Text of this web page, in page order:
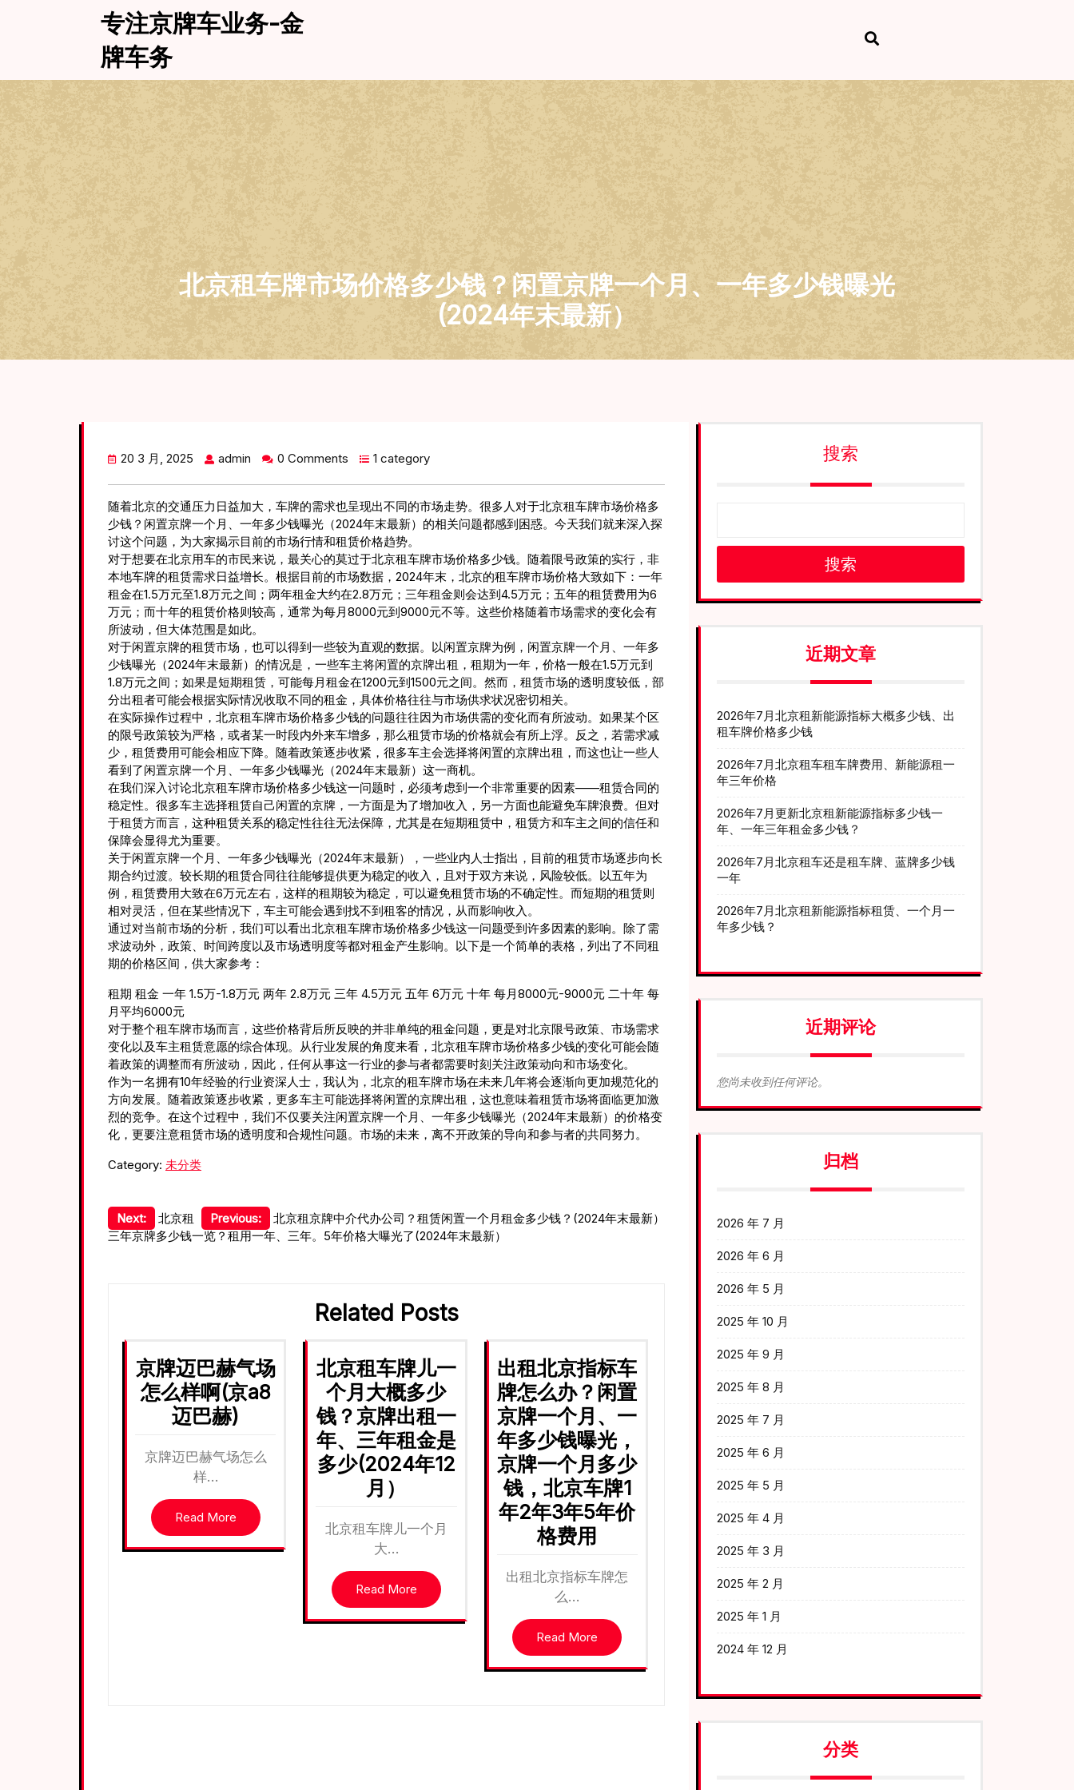
专注京牌车业务-金
牌车务
北京租车牌市场价格多少钱？闲置京牌一个月、一年多少钱曝光
(2024年末最新）
20 3 月, 2025 admin 0 Comments 1 category
随着北京的交通压力日益加大，车牌的需求也呈现出不同的市场走势。很多人对于北京租车牌市场价格多
少钱？闲置京牌一个月、一年多少钱曝光（2024年末最新）的相关问题都感到困惑。今天我们就来深入探
讨这个问题，为大家揭示目前的市场行情和租赁价格趋势。
对于想要在北京用车的市民来说，最关心的莫过于北京租车牌市场价格多少钱。随着限号政策的实行，非
本地车牌的租赁需求日益增长。根据目前的市场数据，2024年末，北京的租车牌市场价格大致如下：一年
租金在1.5万元至1.8万元之间；两年租金大约在2.8万元；三年租金则会达到4.5万元；五年的租赁费用为6
万元；而十年的租赁价格则较高，通常为每月8000元到9000元不等。这些价格随着市场需求的变化会有
所波动，但大体范围是如此。
对于闲置京牌的租赁市场，也可以得到一些较为直观的数据。以闲置京牌为例，闲置京牌一个月、一年多
少钱曝光（2024年末最新）的情况是，一些车主将闲置的京牌出租，租期为一年，价格一般在1.5万元到
1.8万元之间；如果是短期租赁，可能每月租金在1200元到1500元之间。然而，租赁市场的透明度较低，部
分出租者可能会根据实际情况收取不同的租金，具体价格往往与市场供求状况密切相关。
在实际操作过程中，北京租车牌市场价格多少钱的问题往往因为市场供需的变化而有所波动。如果某个区
的限号政策较为严格，或者某一时段内外来车增多，那么租赁市场的价格就会有所上浮。反之，若需求减
少，租赁费用可能会相应下降。随着政策逐步收紧，很多车主会选择将闲置的京牌出租，而这也让一些人
看到了闲置京牌一个月、一年多少钱曝光（2024年末最新）这一商机。
在我们深入讨论北京租车牌市场价格多少钱这一问题时，必须考虑到一个非常重要的因素——租赁合同的
稳定性。很多车主选择租赁自己闲置的京牌，一方面是为了增加收入，另一方面也能避免车牌浪费。但对
于租赁方而言，这种租赁关系的稳定性往往无法保障，尤其是在短期租赁中，租赁方和车主之间的信任和
保障会显得尤为重要。
关于闲置京牌一个月、一年多少钱曝光（2024年末最新），一些业内人士指出，目前的租赁市场逐步向长
期合约过渡。较长期的租赁合同往往能够提供更为稳定的收入，且对于双方来说，风险较低。以五年为
例，租赁费用大致在6万元左右，这样的租期较为稳定，可以避免租赁市场的不确定性。而短期的租赁则
相对灵活，但在某些情况下，车主可能会遇到找不到租客的情况，从而影响收入。
通过对当前市场的分析，我们可以看出北京租车牌市场价格多少钱这一问题受到许多因素的影响。除了需
求波动外，政策、时间跨度以及市场透明度等都对租金产生影响。以下是一个简单的表格，列出了不同租
期的价格区间，供大家参考：
租期 租金 一年 1.5万-1.8万元 两年 2.8万元 三年 4.5万元 五年 6万元 十年 每月8000元-9000元 二十年 每
月平均6000元
对于整个租车牌市场而言，这些价格背后所反映的并非单纯的租金问题，更是对北京限号政策、市场需求
变化以及车主租赁意愿的综合体现。从行业发展的角度来看，北京租车牌市场价格多少钱的变化可能会随
着政策的调整而有所波动，因此，任何从事这一行业的参与者都需要时刻关注政策动向和市场变化。
作为一名拥有10年经验的行业资深人士，我认为，北京的租车牌市场在未来几年将会逐渐向更加规范化的
方向发展。随着政策逐步收紧，更多车主可能选择将闲置的京牌出租，这也意味着租赁市场将面临更加激
烈的竞争。在这个过程中，我们不仅要关注闲置京牌一个月、一年多少钱曝光（2024年末最新）的价格变
化，更要注意租赁市场的透明度和合规性问题。市场的未来，离不开政策的导向和参与者的共同努力。
Category: 未分类
文
Previous: 北京租京牌中介代办公司？租赁闲置一个月租金多少钱？(2024年末最新）
Next:
北京租
三年京牌多少钱一览？租用一年、三年。5年价格大曝光了(2024年末最新）
Related Posts
京牌迈巴赫气场
怎么样啊(京a8
迈巴赫)
京牌迈巴赫气场怎么
样…
Read More
北京租车牌儿一
个月大概多少
钱？京牌出租一
年、三年租金是
多少(2024年12
月）
北京租车牌儿一个月
大…
Read More
出租北京指标车
牌怎么办？闲置
京牌一个月、一
年多少钱曝光，
京牌一个月多少
钱，北京车牌1
年2年3年5年价
格费用
出租北京指标车牌怎
么…
Read More
搜索
搜索
近期文章
2026年7月北京租新能源指标大概多少钱、出
租车牌价格多少钱
2026年7月北京租车租车牌费用、新能源租一
年三年价格
2026年7月更新北京租新能源指标多少钱一
年、一年三年租金多少钱？
2026年7月北京租车还是租车牌、蓝牌多少钱
一年
2026年7月北京租新能源指标租赁、一个月一
年多少钱？
近期评论
您尚未收到任何评论。
归档
2026 年 7 月
2026 年 6 月
2026 年 5 月
2025 年 10 月
2025 年 9 月
2025 年 8 月
2025 年 7 月
2025 年 6 月
2025 年 5 月
2025 年 4 月
2025 年 3 月
2025 年 2 月
2025 年 1 月
2024 年 12 月
分类